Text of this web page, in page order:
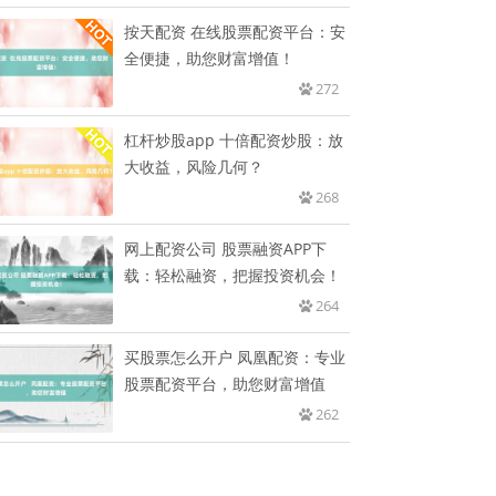
按天配资 在线股票配资平台：安
全便捷，助您财富增值！
272
杠杆炒股app 十倍配资炒股：放
大收益，风险几何？
268
网上配资公司 股票融资APP下
载：轻松融资，把握投资机会！
264
买股票怎么开户 凤凰配资：专业
股票配资平台，助您财富增值
262